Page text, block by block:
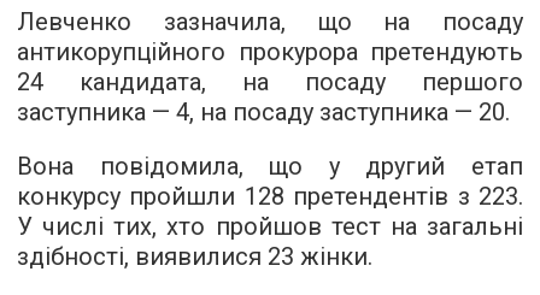
Левченко зазначила, що на посаду
антикорупційного прокурора претендують
24 кандидата, на посаду першого
заступника — 4, на посаду заступника — 20.
Вона повідомила, що у другий етап
конкурсу пройшли 128 претендентів з 223.
У числі тих, хто пройшов тест на загальні
здібності, виявилися 23 жінки.